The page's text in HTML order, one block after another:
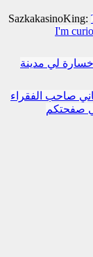
SazkakasinoKing:
I'm
لي مدينة
صاحب الفقراء
صفحتكم